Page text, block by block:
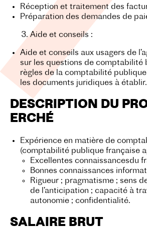
Réception et traitement des
Préparation des demandes de
Aide et conseils :
Aide et conseils aux usagers de
sur les questions de comptabilité
règles de la comptabilité
les documents juridiques à établir.
DESCRIPTION DU
ERCHÉ
Expérience en matière de
(comptabilité publique française
Excellentes connaissancesdu
Bonnes connaissances
Rigueur ; pragmatisme ; sens
de l’anticipation ; capacité à
autonomie ; confidentialité.
SALAIRE BRUT